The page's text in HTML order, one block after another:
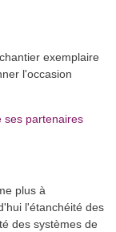
exemplaire
l'occasion
ses partenaires
plus à
l'étanchéité des
des systèmes de